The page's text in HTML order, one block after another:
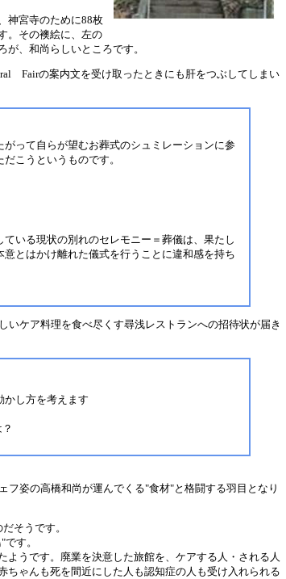
神宮寺のために88枚
。その襖絵に、左の
、和尚らしいところです。
Fairの案内文を受け取ったときにも肝をつぶしてしまい
って自らが望むお葬式のシュミレーションに参
こうというものです。
いる現状の別れのセレモニー＝葬儀は、果たし
とはかけ離れた儀式を行うことに違和感を持ち
ケア料理を食べ尽くす尋浅レストランへの招待状が届き
し方を考えます
姿の高橋和尚が運んでくる"食材"と格闘する羽目となり
そうです。
す。
うです。廃業を決意した旅館を、ケアする人・される人
ゃんも死を間近にした人も認知症の人も受け入れられる